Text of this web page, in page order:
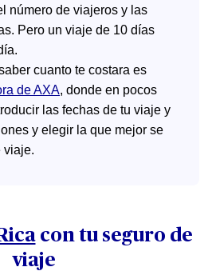
número de viajeros y las
Pero un viaje de 10 días
cuanto te costara es
de AXA, donde en pocos
las fechas de tu viaje y
y elegir la que mejor se
viaje.
con tu seguro de
viaje